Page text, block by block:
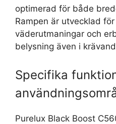
optimerad för både
Rampen är utvecklad
väderutmaningar och
belysning även i
Specifika
Purelux Black Boost